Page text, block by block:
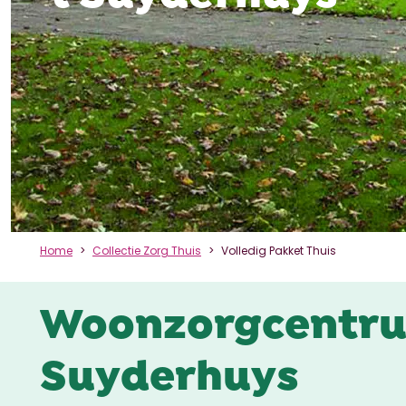
Home Collectie Zorg Thuis Volledig Pakket Thuis
Suyderhuys